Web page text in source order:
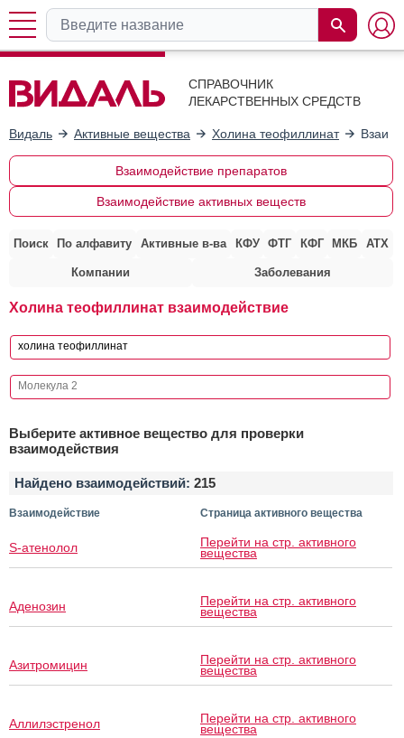
СПРАВОЧНИК
ЛЕКАРСТВЕННЫХ СРЕДСТВ
Видаль Активные вещества Холина теофиллинат
Взаимодействие препаратов
Взаимодействие активных веществ
Поиск По алфавиту Активные в-ва КФУ ФТГ КФГ МКБ АТХ
Компании Заболевания
Холина теофиллинат взаимодействие
Выберите активное вещество для проверки
взаимодействия
Найдено взаимодействий: 215
Взаимодействие Страница активного вещества
S-атенолол Перейти на стр. активного
вещества
Аденозин Перейти на стр. активного
вещества
Азитромицин Перейти на стр. активного
вещества
Аллилэстренол Перейти на стр. активного
вещества